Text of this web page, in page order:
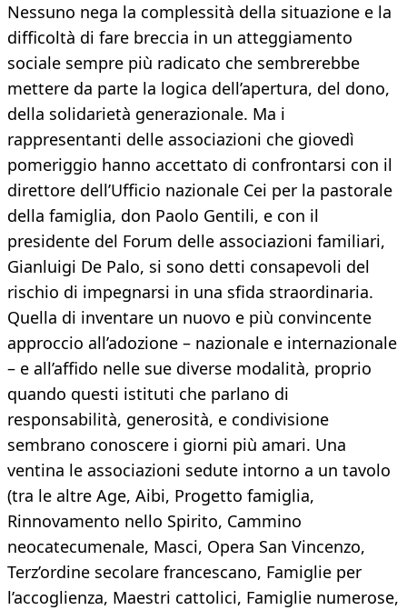
Nessuno nega la complessità della situazione e la
difficoltà di fare breccia in un atteggiamento
sociale sempre più radicato che sembrerebbe
mettere da parte la logica dell’apertura, del dono,
della solidarietà generazionale. Ma i
rappresentanti delle associazioni che giovedì
pomeriggio hanno accettato di confrontarsi con il
direttore dell’Ufficio nazionale Cei per la pastorale
della famiglia, don Paolo Gentili, e con il
presidente del Forum delle associazioni familiari,
Gianluigi De Palo, si sono detti consapevoli del
rischio di impegnarsi in una sfida straordinaria.
Quella di inventare un nuovo e più convincente
approccio all’adozione – nazionale e internazionale
– e all’affido nelle sue diverse modalità, proprio
quando questi istituti che parlano di
responsabilità, generosità, e condivisione
sembrano conoscere i giorni più amari. Una
ventina le associazioni sedute intorno a un tavolo
(tra le altre Age, Aibi, Progetto famiglia,
Rinnovamento nello Spirito, Cammino
neocatecumenale, Masci, Opera San Vincenzo,
Terz’ordine secolare francescano, Famiglie per
l’accoglienza, Maestri cattolici, Famiglie numerose,